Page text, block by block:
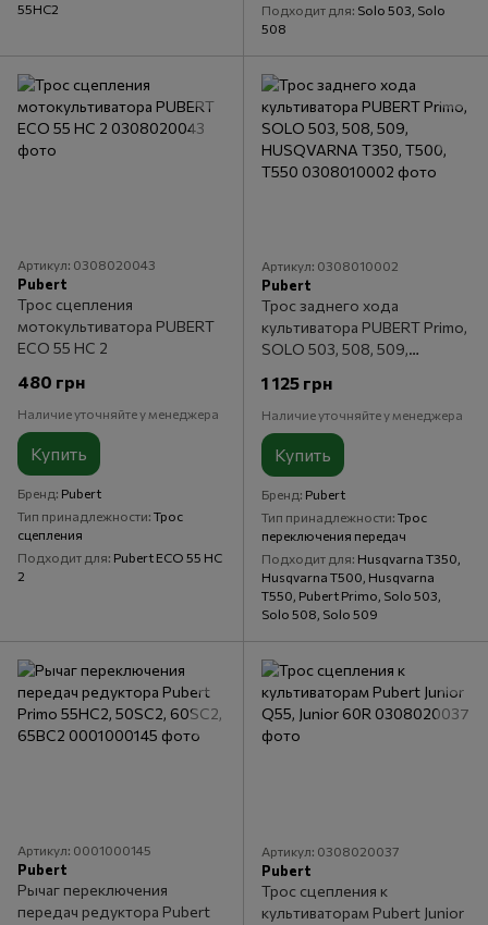
55HC2
Подходит для Solo 503, Solo
508
Артикул: 0308020043
Pubert
Трос сцепления
мотокультиватора PUBERT
ECO 55 HC 2
480 грн
Наличие уточняйте у менеджера
Купить
Бренд Pubert
Тип принадлежности Трос
сцепления
Подходит для Pubert ECO 55 HC
2
Артикул: 0308010002
Pubert
Трос заднего хода
культиватора PUBERT Primo,
SOLO 503, 508, 509,
T550
1 125 грн
Наличие уточняйте у менеджера
Купить
Бренд Pubert
Тип принадлежности Трос
переключения передач
Подходит для Husqvarna T350,
Husqvarna T500, Husqvarna
T550, Pubert Primo, Solo 503,
Solo 508, Solo 509
Артикул: 0001000145
Pubert
Рычаг переключения
передач редуктора Pubert
Артикул: 0308020037
Pubert
Трос сцепления к
культиваторам Pubert Junior